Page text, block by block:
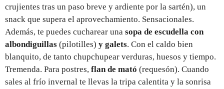
crujientes tras un paso breve y ardiente por la sartén), un
snack que supera el aprovechamiento. Sensacionales.
Además, te puedes cucharear una sopa de escudella con
albondiguillas (pilotilles) y galets. Con el caldo bien
blanquito, de tanto chupchupear verduras, huesos y tiempo.
Tremenda. Para postres, flan de mató (requesón). Cuando
sales al frío invernal te llevas la tripa calentita y la sonrisa